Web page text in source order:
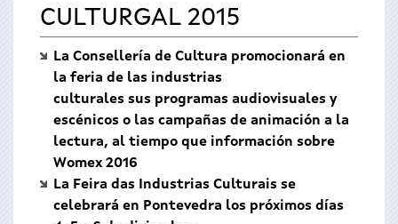
CULTURGAL 2015
La Consellería de Cultura promocionará en
la feria de las industrias
culturales sus programas audiovisuales y
escénicos o las campañas de animación a la
lectura, al tiempo que información sobre
Womex 2016
La Feira das Industrias Culturais se
celebrará en Pontevedra los próximos días